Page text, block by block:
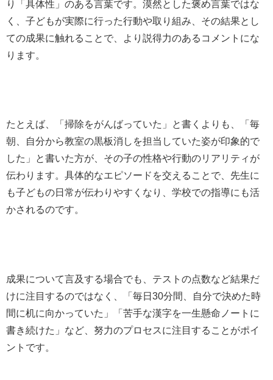
り「具体性」のある言葉です。漠然とした褒め言葉ではな
く、子どもが実際に行った行動や取り組み、その結果とし
ての成果に触れることで、より説得力のあるコメントにな
ります。
たとえば、「掃除をがんばっていた」と書くよりも、「毎
朝、自分から教室の黒板消しを担当していた姿が印象的で
した」と書いた方が、その子の性格や行動のリアリティが
伝わります。具体的なエピソードを交えることで、先生に
も子どもの日常が伝わりやすくなり、学校での指導にも活
かされるのです。
成果について言及する場合でも、テストの点数など結果だ
けに注目するのではなく、「毎日30分間、自分で決めた時
間に机に向かっていた」「苦手な漢字を一生懸命ノートに
書き続けた」など、努力のプロセスに注目することがポイ
ントです。